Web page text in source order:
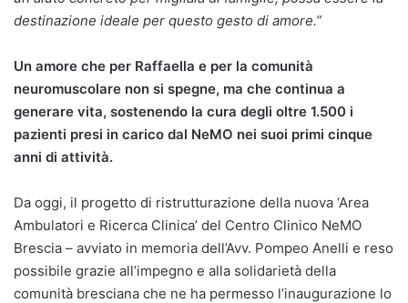
destinazione ideale per questo gesto di amore.”
Un amore che per Raffaella e per la comunità
neuromuscolare non si spegne, ma che continua a
generare vita, sostenendo la cura degli oltre 1.500 i
pazienti presi in carico dal NeMO nei suoi primi cinque
anni di attività.
Da oggi, il progetto di ristrutturazione della nuova ‘Area
Ambulatori e Ricerca Clinica’ del Centro Clinico NeMO
Brescia – avviato in memoria dell’Avv. Pompeo Anelli e reso
possibile grazie all’impegno e alla solidarietà della
comunità bresciana che ne ha permesso l’inaugurazione lo